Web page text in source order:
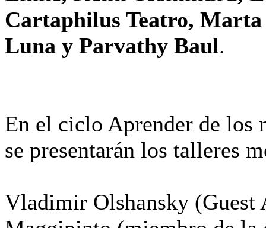
Cartaphilus Teatro,
Luna y Parvathy Baul.
En el ciclo Aprender de los
se presentarán los talleres
Vladimir Olshansky